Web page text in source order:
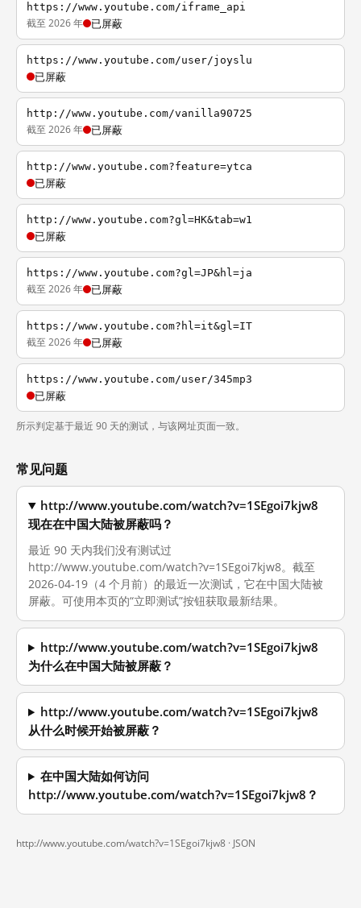
https://www.youtube.com/iframe_api
截至 2026 年 已屏蔽
https://www.youtube.com/user/joyslu
已屏蔽
http://www.youtube.com/vanilla90725
截至 2026 年 已屏蔽
http://www.youtube.com?feature=ytca
已屏蔽
http://www.youtube.com?gl=HK&tab=w1
已屏蔽
https://www.youtube.com?gl=JP&hl=ja
截至 2026 年 已屏蔽
https://www.youtube.com?hl=it&gl=IT
截至 2026 年 已屏蔽
https://www.youtube.com/user/345mp3
已屏蔽
所示判定基于最近 90 天的测试，与该网址页面一致。
常见问题
http://www.youtube.com/watch?v=1SEgoi7kjw8
现在在中国大陆被屏蔽吗？
最近 90 天内我们没有测试过
http://www.youtube.com/watch?v=1SEgoi7kjw8。截至
2026-04-19（4 个月前）的最近一次测试，它在中国大陆被
屏蔽。可使用本页的“立即测试”按钮获取最新结果。
http://www.youtube.com/watch?v=1SEgoi7kjw8
为什么在中国大陆被屏蔽？
http://www.youtube.com/watch?v=1SEgoi7kjw8
从什么时候开始被屏蔽？
在中国大陆如何访问
http://www.youtube.com/watch?v=1SEgoi7kjw8？
http://www.youtube.com/watch?v=1SEgoi7kjw8 · JSON